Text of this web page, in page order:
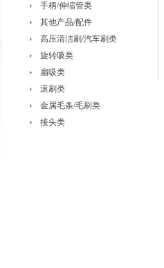
手柄/伸缩管类
其他产品/配件
高压清洁刷/汽车刷类
旋转吸类
扁吸类
滚刷类
金属毛条/毛刷类
接头类